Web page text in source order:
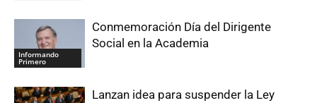
Informando
Primero
Conmemoración Día del Dirigente
Social en la Academia
Lanzan idea para suspender la Ley